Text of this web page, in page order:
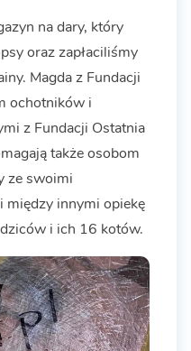
na dary, który
oraz zapłaciliśmy
Magda z Fundacji
ochotników i
z Fundacji Ostatnia
także osobom
ze swoimi
między innymi opiekę
i ich 16 kotów.